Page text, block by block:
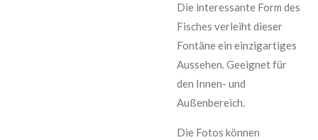
Die interessante Form des
Fisches verleiht dieser
Fontäne ein einzigartiges
Aussehen. Geeignet für
den Innen- und
Außenbereich.
Die Fotos können